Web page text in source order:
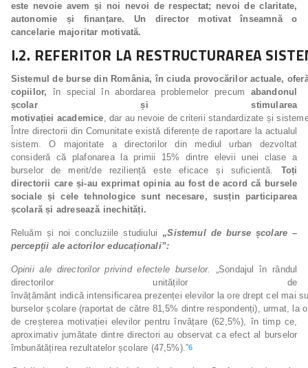
este nevoie avem și noi nevoi de respectat; nevoi de claritate,
autonomie și finanțare. Un director motivat înseamnă o
cancelarie majoritar motivată.
I.2. REFERITOR LA RESTRUCTURAREA
Sistemul de burse din România, în ciuda provocărilor actuale,
copiilor, în special în abordarea problemelor precum abandonul
școlar și stimularea
motivației academice, dar au nevoie de criterii standardizate și
Între directorii din Comunitate există diferențe de raportare la actualul
sistem. O majoritate a directorilor din mediul urban dezvoltat
consideră că plafonarea la primii 15% dintre elevii unei clase a
burselor de merit/de reziliență este eficace și suficientă. Toți
directorii care și-au exprimat opinia au fost de acord că bursele
sociale și cele tehnologice sunt necesare, susțin participarea
școlară și adresează inechități.
Reluăm și noi concluziile studiului „Sistemul de burse școlare –
percepții ale actoriloreducaționali”:
Opinii ale directorilor privind efectele burselor. „Sondajul în rândul
directorilor unităților de
învățământ indică intensificarea prezenței elevilor la ore drept cel mai
burselor școlare (raportat de către 81,5% dintre respondenți), urmat, la
de creșterea motivației elevilor pentru învățare (62,5%), în timp ce,
aproximativ jumătate dintre directori au observat ca efect al burselor
îmbunătățirea rezultatelor școlare (47,5%).”6